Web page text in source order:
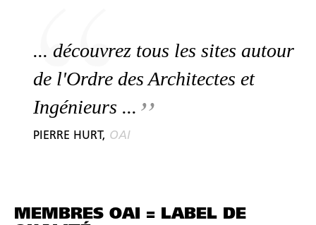
... découvrez tous les sites autour
de l'Ordre des Architectes et
Ingénieurs ...
PIERRE HURT, OAI
MEMBRES OAI = LABEL DE